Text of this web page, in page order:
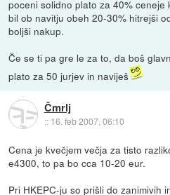
poceni solidno plato za 40% ceneje
bil ob navitju obeh 20-30% hitrejši
boljši nakup.
Če se ti pa gre le za to, da boš
plato za 50 jurjev in naviješ
Čmrlj
:: 16. feb 2007, 06:10
Cena je kvečjem večja za tisto
e4300, to pa bo cca 10-20 eur.
Pri HKEPC-ju so prišli do zanimivih